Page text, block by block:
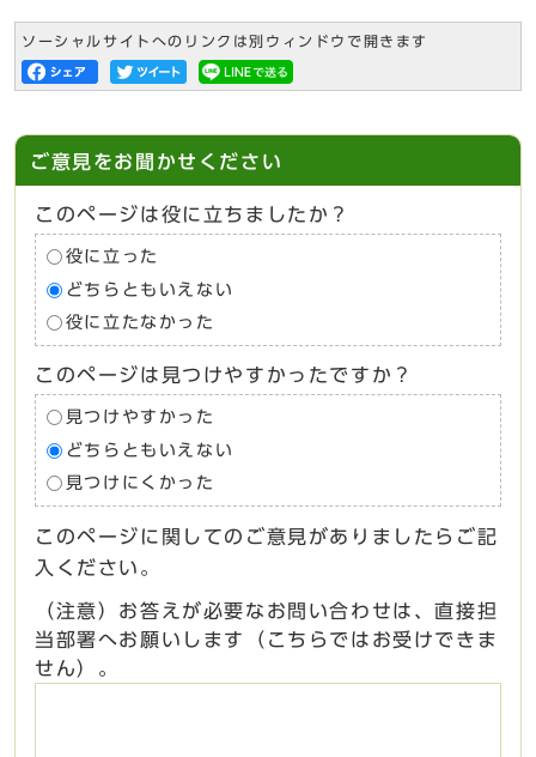
ソーシャルサイトへのリンクは別ウィンドウで開きます
ご意見をお聞かせください
このページは役に立ちましたか？
役に立った
どちらともいえない
役に立たなかった
このページは見つけやすかったですか？
見つけやすかった
どちらともいえない
見つけにくかった
このページに関してのご意見がありましたらご記
入ください。
（注意）お答えが必要なお問い合わせは、直接担
当部署へお願いします（こちらではお受けできま
せん）。